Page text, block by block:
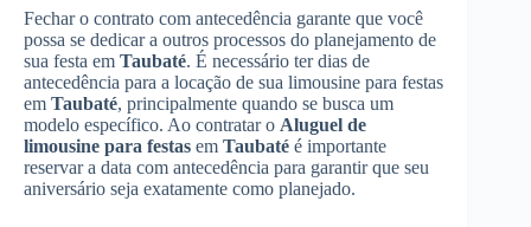
Fechar o contrato com antecedência garante que você
possa se dedicar a outros processos do planejamento de
sua festa em Taubaté. É necessário ter dias de
antecedência para a locação de sua limousine para festas
em Taubaté, principalmente quando se busca um
modelo específico. Ao contratar o Aluguel de
limousine para festas em Taubaté é importante
reservar a data com antecedência para garantir que seu
aniversário seja exatamente como planejado.